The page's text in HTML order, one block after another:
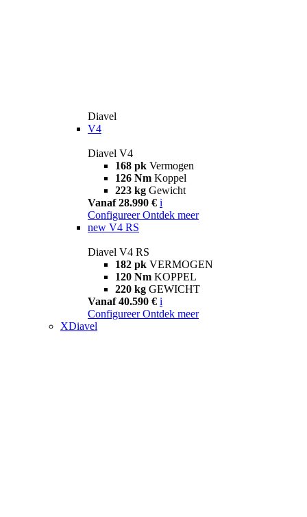
Diavel
V4
Diavel V4
168 pk Vermogen
126 Nm Koppel
223 kg Gewicht
Vanaf 28.990 € i
Configureer Ontdek meer
new V4 RS
Diavel V4 RS
182 pk VERMOGEN
120 Nm KOPPEL
220 kg GEWICHT
Vanaf 40.590 € i
Configureer Ontdek meer
XDiavel